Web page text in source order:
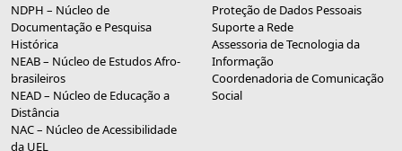
NDPH – Núcleo de
Documentação e Pesquisa
Histórica
NEAB – Núcleo de Estudos Afro-
brasileiros
NEAD – Núcleo de Educação a
Distância
NAC – Núcleo de Acessibilidade
da UEL
Proteção de Dados Pessoais
Suporte a Rede
Assessoria de Tecnologia da
Informação
Coordenadoria de Comunicação
Social